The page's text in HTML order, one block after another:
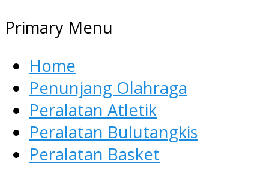
Primary Menu
Home
Penunjang Olahraga
Peralatan Atletik
Peralatan Bulutangkis
Peralatan Basket